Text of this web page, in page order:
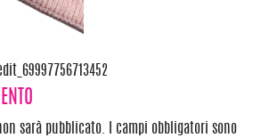
sarà pubblicato.
I campi obbligatori sono